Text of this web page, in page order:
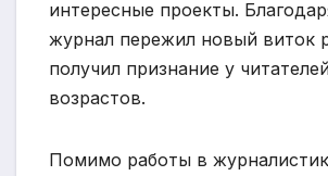
интересные проекты.
журнал пережил новый виток
получил признание у
возрастов.
Помимо работы в